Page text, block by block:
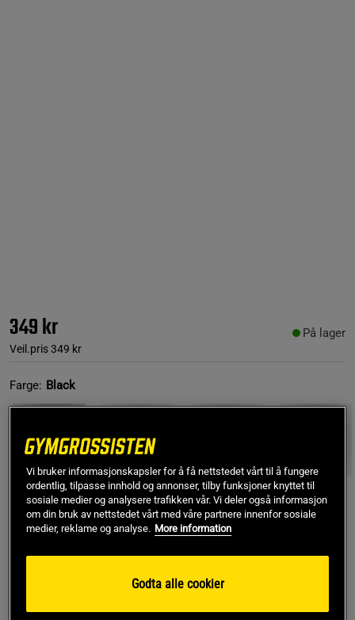
349 kr
Veil.pris349 kr
På lager
Farge: Black
L
Kjøp
Vi bruker informasjonskapsler for å få nettstedet vårt til å fungere
ordentlig, tilpasse innhold og annonser, tilby funksjoner knyttet til
sosiale medier og analysere trafikken vår. Vi deler også informasjon
om din bruk av nettstedet vårt med våre partnere innenfor sosiale
medier, reklame og analyse. More information
Godta alle cookier